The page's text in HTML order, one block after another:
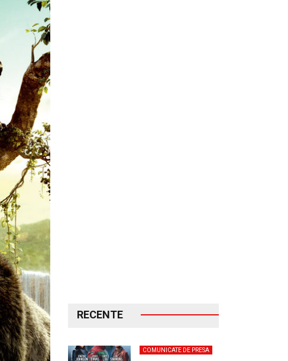
RECENTE
COMUNICATE DE PRESA